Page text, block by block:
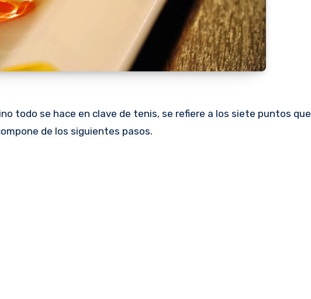
todo se hace en clave de tenis, se refiere a los siete puntos que
de los siguientes pasos.